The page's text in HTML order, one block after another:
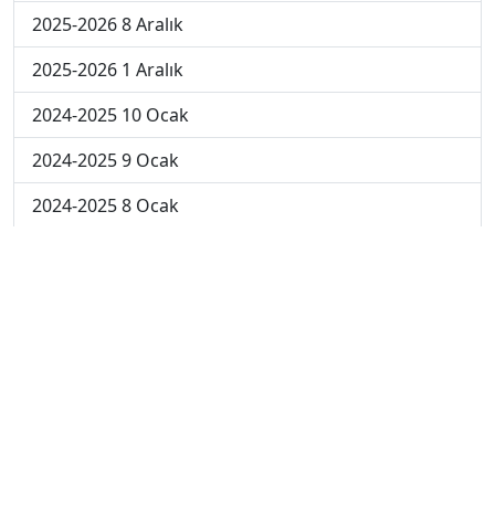
2025-2026 8 Aralık
2025-2026 1 Aralık
2024-2025 10 Ocak
2024-2025 9 Ocak
2024-2025 8 Ocak